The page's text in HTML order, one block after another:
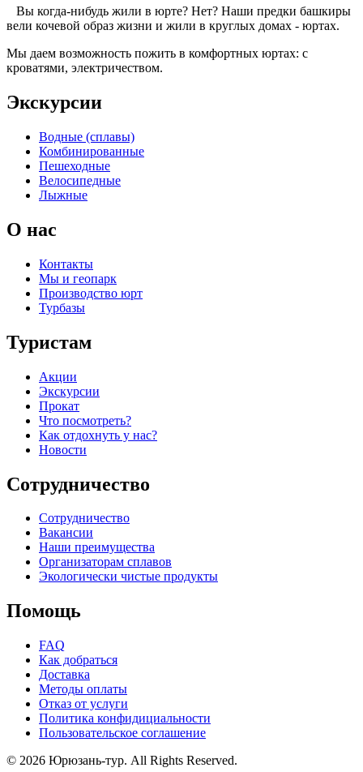
Вы когда-нибудь жили в юрте? Нет? Наши предки башкиры
вели кочевой образ жизни и жили в круглых домах - юртах.
Мы даем возможность пожить в комфортных юртах: с
кроватями, электричеством.
Экскурсии
Водные (сплавы)
Комбинированные
Пешеходные
Велосипедные
Лыжные
О нас
Контакты
Мы и геопарк
Производство юрт
Турбазы
Туристам
Акции
Экскурсии
Прокат
Что посмотреть?
Как отдохнуть у нас?
Новости
Сотрудничество
Сотрудничество
Вакансии
Наши преимущества
Организаторам сплавов
Экологически чистые продукты
Помощь
FAQ
Как добраться
Доставка
Методы оплаты
Отказ от услуги
Политика конфидициальности
Пользовательское соглашение
© 2026 Юрюзань-тур. All Rights Reserved.